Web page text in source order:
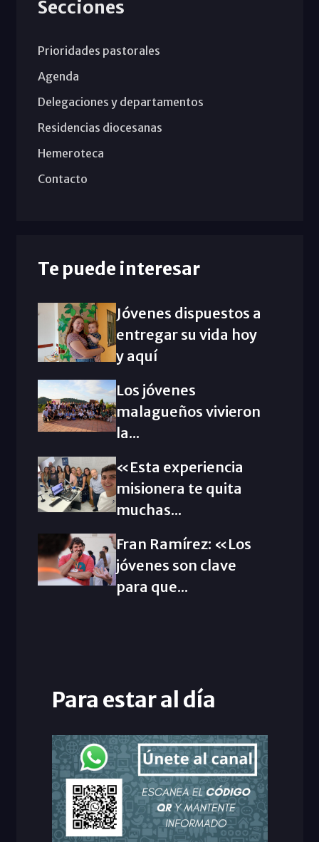
Secciones
Prioridades pastorales
Agenda
Delegaciones y departamentos
Residencias diocesanas
Hemeroteca
Contacto
Te puede interesar
Jóvenes dispuestos a
entregar su vida hoy
y aquí
Los jóvenes
malagueños vivieron
la...
«Esta experiencia
misionera te quita
muchas...
Fran Ramírez: «Los
jóvenes son clave
para que...
Para estar al día